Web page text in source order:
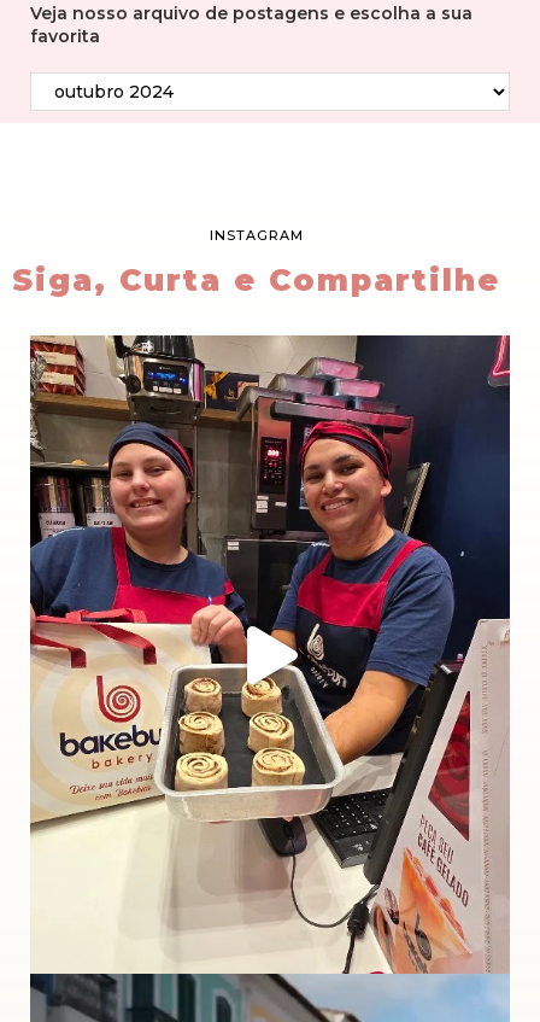
Veja nosso arquivo de postagens e escolha a sua
favorita
INSTAGRAM
Siga, Curta e Compartilhe